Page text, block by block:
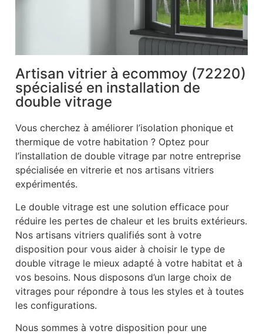
Artisan vitrier à ecommoy (72220)
spécialisé en installation de
double vitrage
Vous cherchez à améliorer l’isolation phonique et
thermique de votre habitation ? Optez pour
l’installation de double vitrage par notre entreprise
spécialisée en vitrerie et nos artisans vitriers
expérimentés.
Le double vitrage est une solution efficace pour
réduire les pertes de chaleur et les bruits extérieurs.
Nos artisans vitriers qualifiés sont à votre
disposition pour vous aider à choisir le type de
double vitrage le mieux adapté à votre habitat et à
vos besoins. Nous disposons d’un large choix de
vitrages pour répondre à tous les styles et à toutes
les configurations.
Nous sommes à votre disposition pour une